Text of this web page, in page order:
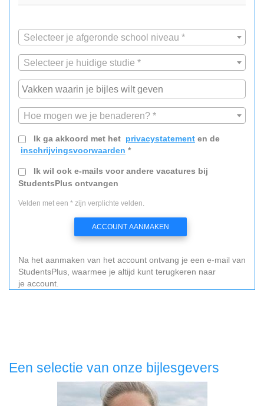
Selecteer je afgeronde school niveau *
Selecteer je huidige studie *
Hoe mogen we je benaderen? *
Ik ga akkoord met het privacystatement en de
inschrijvingsvoorwaarden *
Ik wil ook e-mails voor andere vacatures bij
StudentsPlus ontvangen
Velden met een * zijn verplichte velden.
ACCOUNT AANMAKEN
Na het aanmaken van het account ontvang je een e-mail van
StudentsPlus, waarmee je altijd kunt terugkeren naar
je account.
Een selectie van onze bijlesgevers